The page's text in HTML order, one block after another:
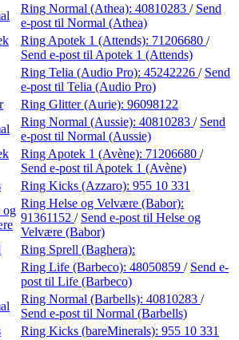
Ring Normal (Athea): 40810283 / Send
e-post til Normal (Athea)
Ring Apotek 1 (Attends): 71206680 /
Send e-post til Apotek 1 (Attends)
Ring Telia (Audio Pro): 45242226 / Send
e-post til Telia (Audio Pro)
Ring Glitter (Aurie): 96098122
Ring Normal (Aussie): 40810283 / Send
e-post til Normal (Aussie)
Ring Apotek 1 (Avène): 71206680 /
Send e-post til Apotek 1 (Avène)
Ring Kicks (Azzaro): 955 10 331
og
Ring Helse og Velvære (Babor):
91361152 / Send e-post til Helse og
Velvære (Babor)
Ring Sprell (Baghera):
Ring Life (Barbeco): 48050859 / Send e-
post til Life (Barbeco)
Ring Normal (Barbells): 40810283 /
Send e-post til Normal (Barbells)
Ring Kicks (bareMinerals): 955 10 331